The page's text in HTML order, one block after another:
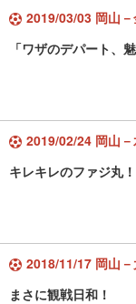
2019/03/03 岡山
「ワザのデパート、
2019/02/24 岡山
キレキレのファジ丸！
2018/11/17 岡山
まさに観戦日和！